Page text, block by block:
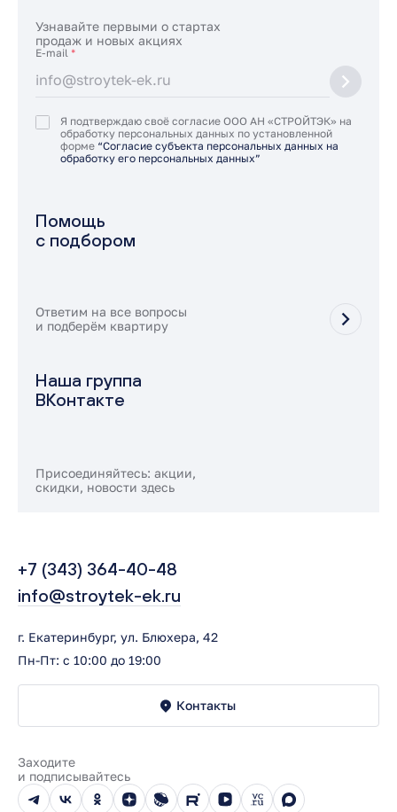
Узнавайте первыми о стартах
продаж и новых акциях
E-mail *
Я подтверждаю своё согласие ООО АН «СТРОЙТЭК» на
обработку персональных данных по установленной
форме “Согласие субъекта персональных данных на
обработку его персональных данных”
Помощь
с подбором
Ответим на все вопросы
и подберём квартиру
Наша группа
ВКонтакте
Присоединяйтесь: акции,
скидки, новости здесь
+7 (343) 364-40-48
info@stroytek-ek.ru
г. Екатеринбург, ул. Блюхера, 42
Пн-Пт: с 10:00 до 19:00
Контакты
Заходите
и подписывайтесь